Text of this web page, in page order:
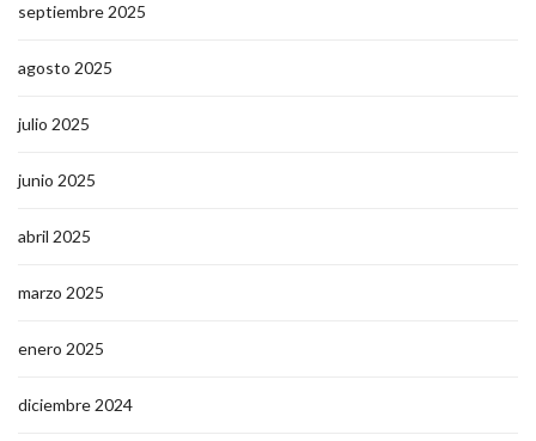
septiembre 2025
agosto 2025
julio 2025
junio 2025
abril 2025
marzo 2025
enero 2025
diciembre 2024